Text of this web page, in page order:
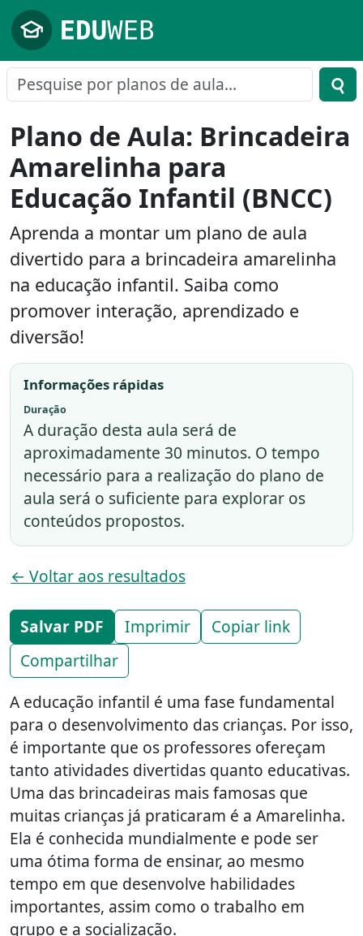
Pular para o conteúdo principal
Plano de Aula: Brincadeira
Amarelinha para
Educação Infantil (BNCC)
Aprenda a montar um plano de aula
divertido para a brincadeira amarelinha
na educação infantil. Saiba como
promover interação, aprendizado e
diversão!
Informações rápidas
Duração
A duração desta aula será de
aproximadamente 30 minutos. O tempo
necessário para a realização do plano de
aula será o suficiente para explorar os
conteúdos propostos.
← Voltar aos resultados
Salvar PDF Imprimir
Copiar link
Compartilhar
A educação infantil é uma fase fundamental
para o desenvolvimento das crianças. Por isso,
é importante que os professores ofereçam
tanto atividades divertidas quanto educativas.
Uma das brincadeiras mais famosas que
muitas crianças já praticaram é a Amarelinha.
Ela é conhecida mundialmente e pode ser
uma ótima forma de ensinar, ao mesmo
tempo em que desenvolve habilidades
importantes, assim como o trabalho em
grupo e a socialização.